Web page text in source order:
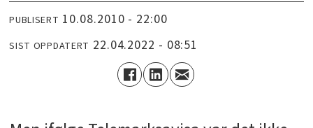
PUBLISERT 10.08.2010 - 22:00
SIST OPPDATERT 22.04.2022 - 08:51